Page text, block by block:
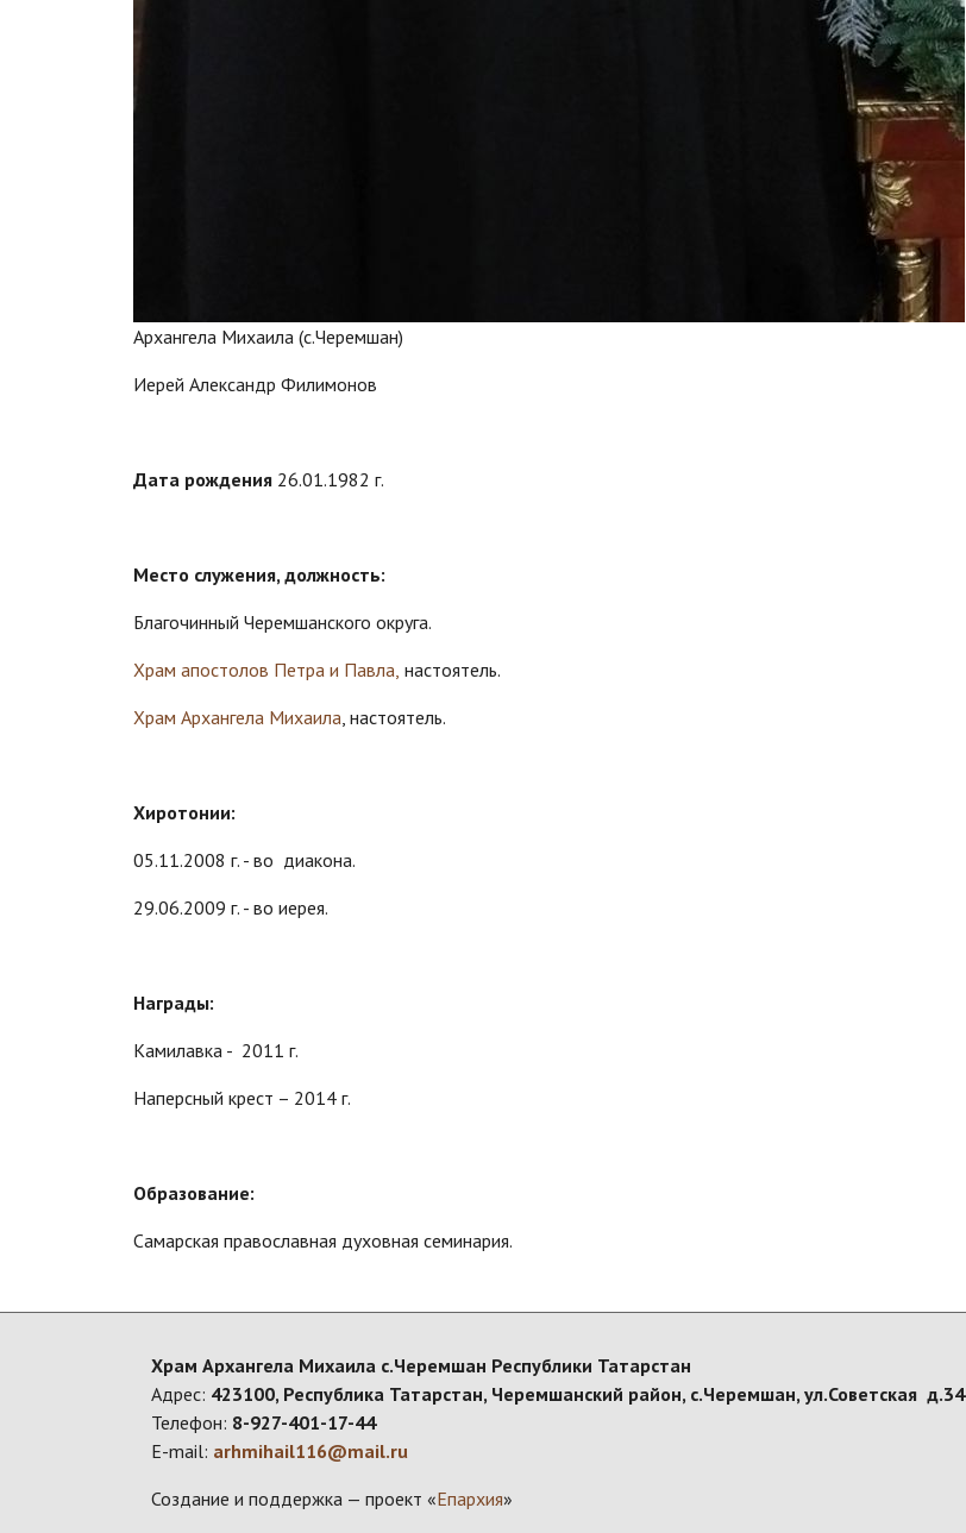
Архангела Михаила (с.Черемшан)
Иерей Александр Филимонов
Дата рождения 26.01.1982 г.
Место служения, должность:
Благочинный Черемшанского округа.
Храм апостолов Петра и Павла, настоятель.
Храм Архангела Михаила, настоятель.
Хиротонии:
05.11.2008 г. - во диакона.
29.06.2009 г. - во иерея.
Награды:
Камилавка - 2011 г.
Наперсный крест – 2014 г.
Образование:
Самарская православная духовная семинария.
Храм Архангела Михаила с.Черемшан Республики Татарстан
Адрес: 423100, Республика Татарстан, Черемшанский район, с.Черемшан, ул.Советская д.34
Телефон: 8-927-401-17-44
E-mail: arhmihail116@mail.ru
Создание и поддержка — проект «Епархия»